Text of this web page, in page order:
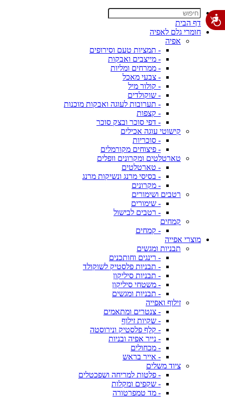
דף הבית
חומרי גלם לאפיה
אפיה
- תמציות טעם וסירופים
- מייצבים ואבקות
- ממרחים ומליות
- צבעי מאכל
- קולור מיל
- שוקולדים
- תערובות לעוגה ואבקות מוכנות
- קצפות
- דפי סוכר ובצק סוכר
קישוטי עוגה אכילים
- סוכריות
- פיצוחים מקורמלים
טארטלטים ומקרונים וופלים
- טארטלטים
- בסיסי מרנג ונשיקות מרנג
- מקרונים
רטבים ושימורים
- שימורים
- רטבים לבישול
קמחים
- קמחים
מוצרי אפייה
תבניות ומגשים
- רינגים וחותכנים
- תבניות פלסטיק לשוקולד
- תבניות סיליקון
- משטחי סיליקון
- תבניות ומגשים
זילוף ואפייה
- צנטרים ומתאמים
- שקיות זילוף
- קלף פלסטיק ונירוסטה
- נייר אפיה ובניות
- מכחולים
- אייר בראש
ציוד משלים
- פלטות למריחה ושפכטלים
- שקפים ומקלות
- מד טמפרטורה